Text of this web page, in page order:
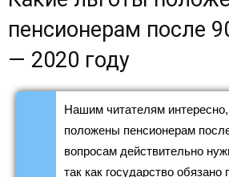
пенсионерам после
— 2020 году
Нашим читателям интересно,
положены пенсионерам
вопросам действительно
так как государство